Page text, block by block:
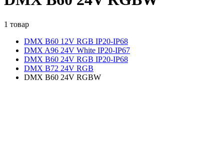
1 товар
DMX B60 12V RGB IP20-IP68
DMX A96 24V White IP20-IP67
DMX B60 24V RGB IP20-IP68
DMX B72 24V RGB
DMX B60 24V RGBW